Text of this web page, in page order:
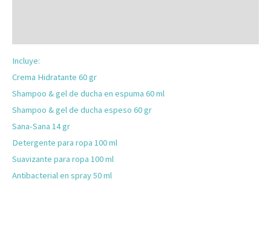
Incluye:
Crema Hidratante 60 gr
Shampoo & gel de ducha en espuma 60 ml
Shampoo & gel de ducha espeso 60 gr
Sana-Sana 14 gr
Detergente para ropa 100 ml
Suavizante para ropa 100 ml
Antibacterial en spray 50 ml